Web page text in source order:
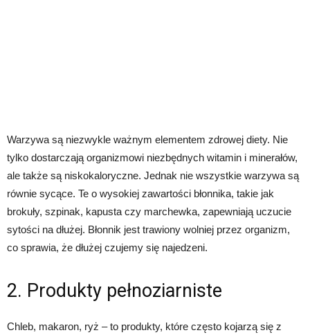
Warzywa są niezwykle ważnym elementem zdrowej diety. Nie
tylko dostarczają organizmowi niezbędnych witamin i minerałów,
ale także są niskokaloryczne. Jednak nie wszystkie warzywa są
równie sycące. Te o wysokiej zawartości błonnika, takie jak
brokuły, szpinak, kapusta czy marchewka, zapewniają uczucie
sytości na dłużej. Błonnik jest trawiony wolniej przez organizm,
co sprawia, że dłużej czujemy się najedzeni.
2. Produkty pełnoziarniste
Chleb, makaron, ryż – to produkty, które często kojarzą się z